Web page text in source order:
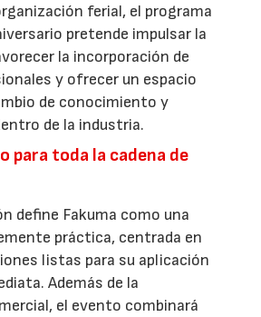
ferial, el programa
pretende impulsar la
la incorporación de
y ofrecer un espacio
de conocimiento y
de la industria.
para toda la cadena de
define Fakuma como una
práctica, centrada en
listas para su aplicación
Además de la
el evento combinará